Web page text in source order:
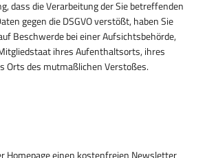
dass die Verarbeitung der Sie betreffenden
gegen die DSGVO verstößt, haben Sie
Beschwerde bei einer Aufsichtsbehörde,
ihres Aufenthaltsorts, ihres
Orts des mutmaßlichen Verstoßes.
Homepage einen kostenfreien Newsletter